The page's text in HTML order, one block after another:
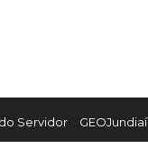
Servidor GEOJundiaí